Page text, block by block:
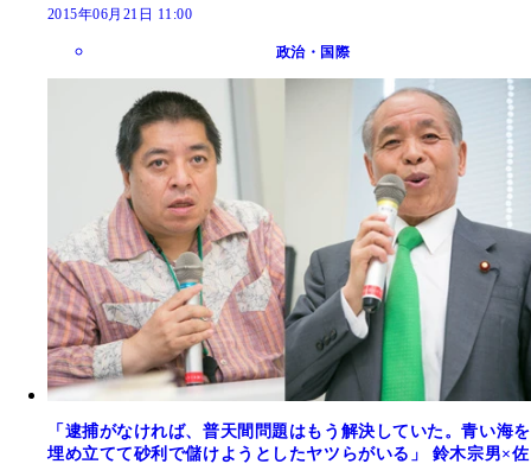
2015年06月21日 11:00
政治・国際
「逮捕がなければ、普天間問題はもう解決していた。青い海を
埋め立てて砂利で儲けようとしたヤツらがいる」 鈴木宗男×佐